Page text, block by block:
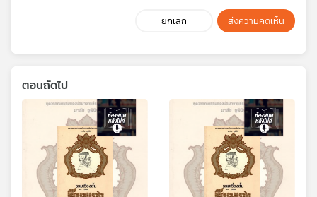
ยกเลิก ส่งความคิดเห็น
ตอนถัดไป